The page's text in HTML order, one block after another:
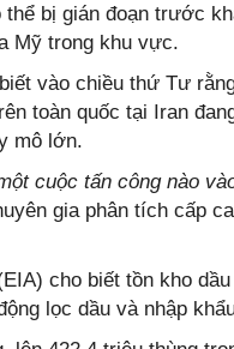
bị gián đoạn trước
Mỹ trong khu vực.
vào chiều thứ Tư
toàn quốc tại Iran
mô lớn.
cuộc tấn công nào
gia phân tích cấp
cho biết tồn kho
lọc dầu và nhập